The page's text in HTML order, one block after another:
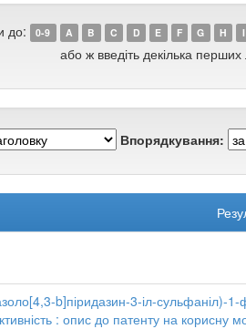
до: 0-9 A B C D E F G H I
або ж введіть декілька перших
Впорядкування:
b]піридазин-3-іл-сульфаніл)-
: опис до патенту на корисну